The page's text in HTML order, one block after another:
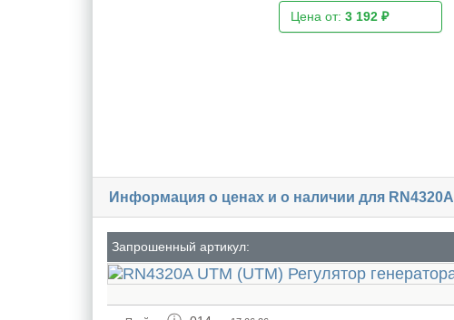
Цена от: 3 192 ₽
Информация о ценах и о наличии для RN4320A
Запрошенный артикул: